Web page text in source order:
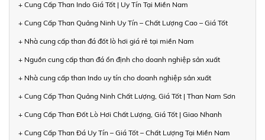
+ Cung Cấp Than Indo Giá Tốt | Uy Tín Tại Miền Nam
+ Cung Cấp Than Quảng Ninh Uy Tín – Chất Lượng Cao – Giá Tốt
+ Nhà cung cấp than đá đốt lò hơi giá rẻ tại miền Nam
+ Nguồn cung cấp than đá ổn định cho doanh nghiệp sản xuất
+ Nhà cung cấp than Indo uy tín cho doanh nghiệp sản xuất
+ Cung Cấp Than Quảng Ninh Chất Lượng, Giá Tốt | Than Nam Sơn
+ Cung Cấp Than Đốt Lò Hơi Chất Lượng, Giá Tốt | Giao Nhanh
+ Cung Cấp Than Đá Uy Tín – Giá Tốt – Chất Lượng Tại Miền Nam